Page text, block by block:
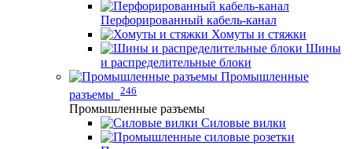
Перфорированный кабель-канал
Хомуты и стяжки
Шины
и распределительные блоки
Промышленные
разъемы 246
Промышленные разъемы
Силовые вилки